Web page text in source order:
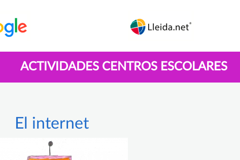
ACTIVIDADES CENTROS ESCOLARES
El internet